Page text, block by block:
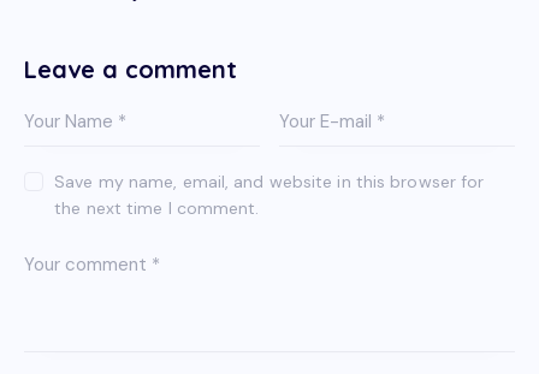
Leave a comment
Save my name, email, and website in this browser for
the next time I comment.